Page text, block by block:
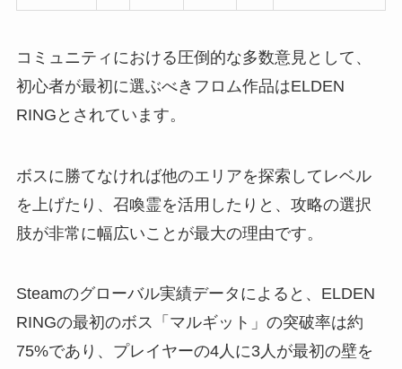
コミュニティにおける圧倒的な多数意見として、
初心者が最初に選ぶべきフロム作品はELDEN
RINGとされています。
ボスに勝てなければ他のエリアを探索してレベル
を上げたり、召喚霊を活用したりと、攻略の選択
肢が非常に幅広いことが最大の理由です。
Steamのグローバル実績データによると、ELDEN
RINGの最初のボス「マルギット」の突破率は約
75%であり、プレイヤーの4人に3人が最初の壁を